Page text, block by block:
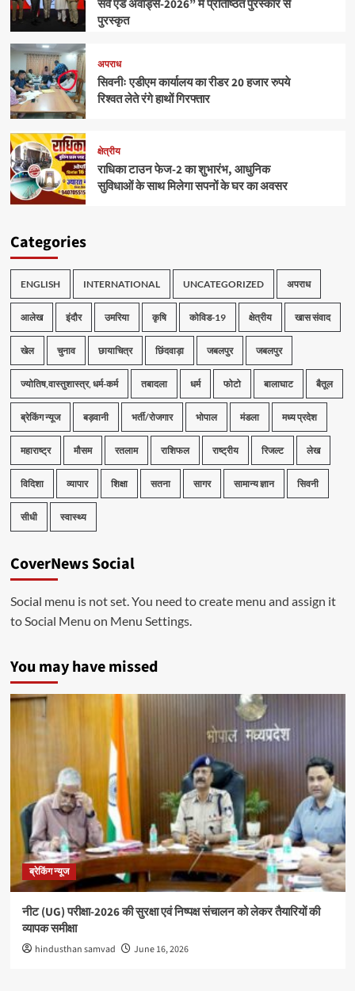
सर्वे एंड अवार्ड्स-2026” में प्रतिष्ठित पुरस्कार से
पुरस्कृत
अपराध
सिवनीः एडीएम कार्यालय का रीडर 20 हजार रुपये
रिश्वत लेते रंगे हाथों गिरफ्तार
क्षेत्रीय
राधिका टाउन फेज-2 का शुभारंभ, आधुनिक
सुविधाओं के साथ मिलेगा सपनों के घर का अवसर
Categories
ENGLISH INTERNATIONAL UNCATEGORIZED अपराध
आलेख इंदौर उमरिया कृषि कोविड-19 क्षेत्रीय खास संवाद
खेल चुनाव छायाचित्र छिंदवाड़ा जबलपुर जबलपुर
ज्योतिष,वास्तुशास्त्र, धर्म-कर्म तबादला धर्म फोटो बालाघाट बैतूल
ब्रेकिंग न्यूज बड़वानी भर्ती/रोजगार भोपाल मंडला मध्य प्रदेश
महाराष्ट्र मौसम रतलाम राशिफल राष्ट्रीय रिजल्ट लेख
विदिशा व्यापार शिक्षा सतना सागर सामान्य ज्ञान सिवनी
सीधी स्वास्थ्य
CoverNews Social
Social menu is not set. You need to create menu and assign it
to Social Menu on Menu Settings.
You may have missed
ब्रेकिंग न्यूज
नीट (UG) परीक्षा-2026 की सुरक्षा एवं निष्पक्ष संचालन को लेकर तैयारियों की
व्यापक समीक्षा
hindusthan samvad June 16, 2026